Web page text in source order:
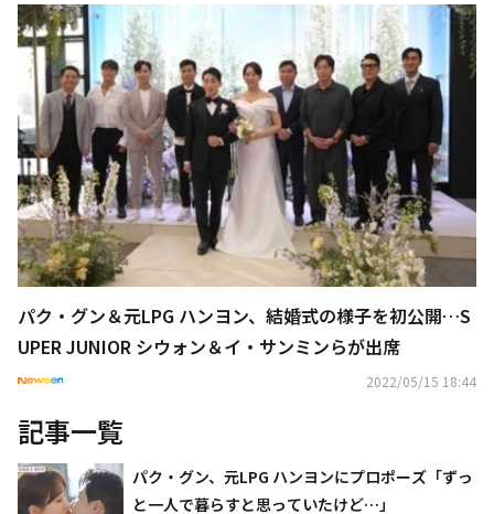
パク・グン＆元LPG ハンヨン、結婚式の様子を初公開…S
UPER JUNIOR シウォン＆イ・サンミンらが出席
2022/05/15 18:44
記事一覧
パク・グン、元LPG ハンヨンにプロポーズ「ずっ
と一人で暮らすと思っていたけど…」